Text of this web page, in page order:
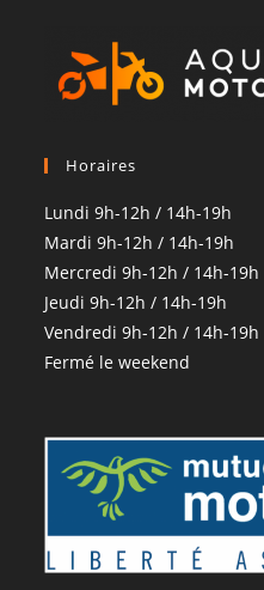
Horaires
Lundi 9h-12h / 14h-19h
Mardi 9h-12h / 14h-19h
Mercredi 9h-12h / 14h-19h
Jeudi 9h-12h / 14h-19h
Vendredi 9h-12h / 14h-19h
Fermé le weekend